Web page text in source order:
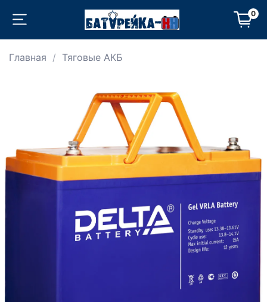
0
Главная Тяговые АКБ